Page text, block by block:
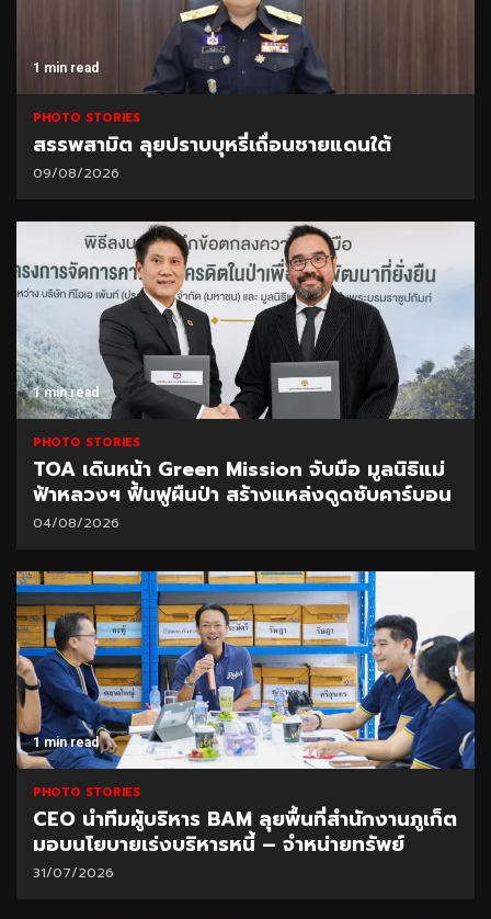
1 min read
PHOTO STORIES
สรรพสามิต ลุยปราบบุหรี่เถื่อนชายแดนใต้
09/08/2026
1 min read
PHOTO STORIES
TOA เดินหน้า Green Mission จับมือ มูลนิธิแม่
ฟ้าหลวงฯ ฟื้นฟูผืนป่า สร้างแหล่งดูดซับคาร์บอน
04/08/2026
1 min read
PHOTO STORIES
CEO นำทีมผู้บริหาร BAM ลุยพื้นที่สำนักงานภูเก็ต
มอบนโยบายเร่งบริหารหนี้ – จำหน่ายทรัพย์
31/07/2026